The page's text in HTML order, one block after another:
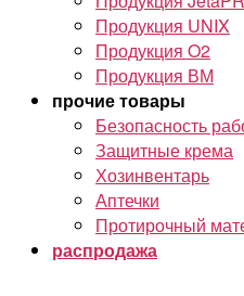
Продукция UNIX
Продукция O2
Продукция ВМ
прочие товары
Безопасность
Защитные крема
Хозинвентарь
Аптечки
Протирочный
распродажа